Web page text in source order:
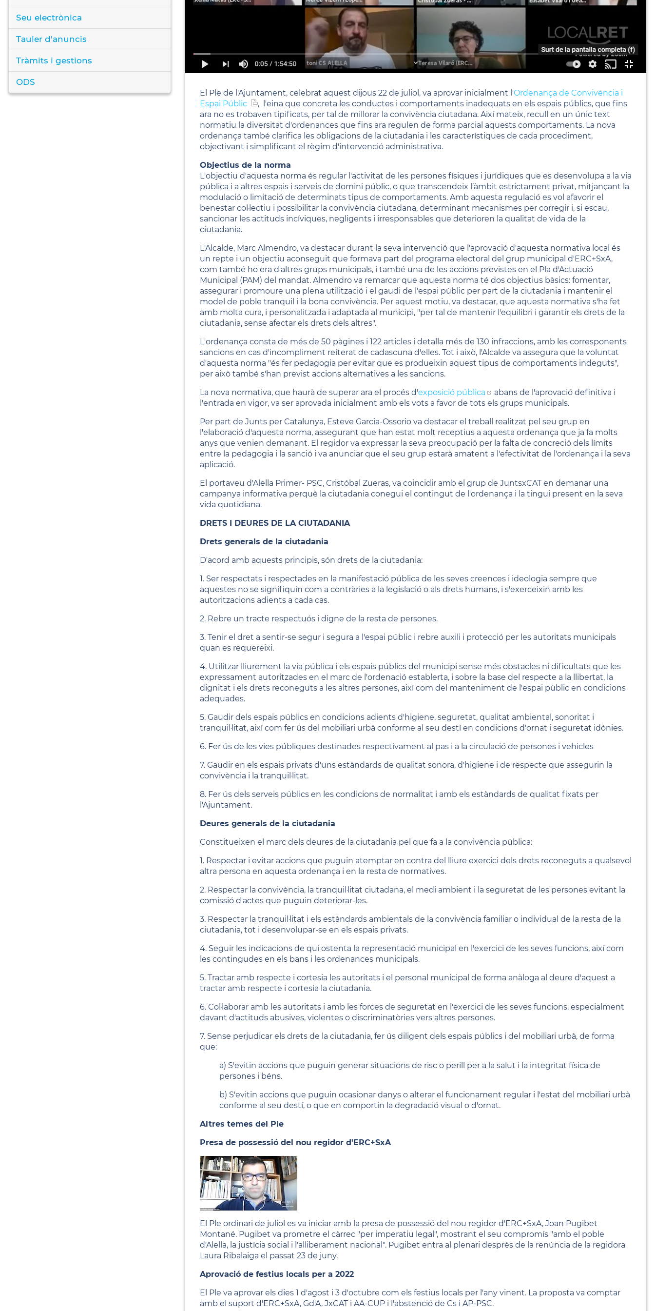
Seu electrònica
Tauler d'anuncis
Tràmits i gestions
ODS
El Ple de l'Ajuntament, celebrat aquest dijous 22 de juliol, va aprovar inicialment l'Ordenança de Convivència i
Espai Públic
, l'eina que concreta les conductes i comportaments inadequats en els espais públics, que fins
ara no es trobaven tipificats, per tal de millorar la convivència ciutadana. Així mateix, recull en un únic text
normatiu la diversitat d'ordenances que fins ara regulen de forma parcial aquests comportaments. La nova
ordenança també clarifica les obligacions de la ciutadania i les característiques de cada procediment,
objectivant i simplificant el règim d'intervenció administrativa.
Objectius de la norma
L'objectiu d'aquesta norma és regular l'activitat de les persones físiques i jurídiques que es desenvolupa a la via
pública i a altres espais i serveis de domini públic, o que transcendeix l’àmbit estrictament privat, mitjançant la
modulació o limitació de determinats tipus de comportaments. Amb aquesta regulació es vol afavorir el
benestar col·lectiu i possibilitar la convivència ciutadana, determinant mecanismes per corregir i, si escau,
sancionar les actituds incíviques, negligents i irresponsables que deterioren la qualitat de vida de la
ciutadania.
L'Alcalde, Marc Almendro, va destacar durant la seva intervenció que l'aprovació d'aquesta normativa local és
un repte i un objectiu aconseguit que formava part del programa electoral del grup municipal d'ERC+SxA,
com també ho era d'altres grups municipals, i també una de les accions previstes en el Pla d'Actuació
Municipal (PAM) del mandat. Almendro va remarcar que aquesta norma té dos objectius bàsics: fomentar,
assegurar i promoure una plena utilització i el gaudi de l'espai públic per part de la ciutadania i mantenir el
model de poble tranquil i la bona convivència. Per aquest motiu, va destacar, que aquesta normativa s'ha fet
amb molta cura, i personalitzada i adaptada al municipi, "per tal de mantenir l'equilibri i garantir els drets de la
ciutadania, sense afectar els drets dels altres".
L'ordenança consta de més de 50 pàgines i 122 articles i detalla més de 130 infraccions, amb les corresponents
sancions en cas d'incompliment reiterat de cadascuna d'elles. Tot i això, l'Alcalde va assegura que la voluntat
d'aquesta norma "és fer pedagogia per evitar que es produeixin aquest tipus de comportaments indeguts",
per això també s'han previst accions alternatives a les sancions.
La nova normativa, que haurà de superar ara el procés d'exposició pública
abans de l'aprovació definitiva i
l'entrada en vigor, va ser aprovada inicialment amb els vots a favor de tots els grups municipals.
Per part de Junts per Catalunya, Esteve Garcia-Ossorio va destacar el treball realitzat pel seu grup en
l'elaboració d'aquesta norma, assegurant que han estat molt receptius a aquesta ordenança que ja fa molts
anys que venien demanant. El regidor va expressar la seva preocupació per la falta de concreció dels límits
entre la pedagogia i la sanció i va anunciar que el seu grup estarà amatent a l'efectivitat de l'ordenança i la seva
aplicació.
El portaveu d'Alella Primer- PSC, Cristóbal Zueras, va coincidir amb el grup de JuntsxCAT en demanar una
campanya informativa perquè la ciutadania conegui el contingut de l'ordenança i la tingui present en la seva
vida quotidiana.
DRETS I DEURES DE LA CIUTADANIA
Drets generals de la ciutadania
D'acord amb aquests principis, són drets de la ciutadania:
1. Ser respectats i respectades en la manifestació pública de les seves creences i ideologia sempre que
aquestes no se signifiquin com a contràries a la legislació o als drets humans, i s'exerceixin amb les
autoritzacions adients a cada cas.
2. Rebre un tracte respectuós i digne de la resta de persones.
3. Tenir el dret a sentir-se segur i segura a l'espai públic i rebre auxili i protecció per les autoritats municipals
quan es requereixi.
4. Utilitzar lliurement la via pública i els espais públics del municipi sense més obstacles ni dificultats que les
expressament autoritzades en el marc de l'ordenació establerta, i sobre la base del respecte a la llibertat, la
dignitat i els drets reconeguts a les altres persones, així com del manteniment de l'espai públic en condicions
adequades.
5. Gaudir dels espais públics en condicions adients d'higiene, seguretat, qualitat ambiental, sonoritat i
tranquil·litat, així com fer ús del mobiliari urbà conforme al seu destí en condicions d'ornat i seguretat idònies.
6. Fer ús de les vies públiques destinades respectivament al pas i a la circulació de persones i vehicles
7. Gaudir en els espais privats d'uns estàndards de qualitat sonora, d'higiene i de respecte que assegurin la
convivència i la tranquil·litat.
8. Fer ús dels serveis públics en les condicions de normalitat i amb els estàndards de qualitat fixats per
l'Ajuntament.
Deures generals de la ciutadania
Constitueixen el marc dels deures de la ciutadania pel que fa a la convivència pública:
1. Respectar i evitar accions que puguin atemptar en contra del lliure exercici dels drets reconeguts a qualsevol
altra persona en aquesta ordenança i en la resta de normatives.
2. Respectar la convivència, la tranquil·litat ciutadana, el medi ambient i la seguretat de les persones evitant la
comissió d'actes que puguin deteriorar-les.
3. Respectar la tranquil·litat i els estàndards ambientals de la convivència familiar o individual de la resta de la
ciutadania, tot i desenvolupar-se en els espais privats.
4. Seguir les indicacions de qui ostenta la representació municipal en l'exercici de les seves funcions, així com
les contingudes en els bans i les ordenances municipals.
5. Tractar amb respecte i cortesia les autoritats i el personal municipal de forma anàloga al deure d'aquest a
tractar amb respecte i cortesia la ciutadania.
6. Col·laborar amb les autoritats i amb les forces de seguretat en l'exercici de les seves funcions, especialment
davant d'actituds abusives, violentes o discriminatòries vers altres persones.
7. Sense perjudicar els drets de la ciutadania, fer ús diligent dels espais públics i del mobiliari urbà, de forma
que:
a) S'evitin accions que puguin generar situacions de risc o perill per a la salut i la integritat física de
persones i béns.
b) S'evitin accions que puguin ocasionar danys o alterar el funcionament regular i l'estat del mobiliari urbà
conforme al seu destí, o que en comportin la degradació visual o d'ornat.
Altres temes del Ple
Presa de possessió del nou regidor d'ERC+SxA
El Ple ordinari de juliol es va iniciar amb la presa de possessió del nou regidor d'ERC+SxA, Joan Pugibet
Montané. Pugibet va prometre el càrrec "per imperatiu legal", mostrant el seu compromís "amb el poble
d'Alella, la justícia social i l'alliberament nacional". Pugibet entra al plenari després de la renúncia de la regidora
Laura Ribalaiga el passat 23 de juny.
Aprovació de festius locals per a 2022
El Ple va aprovar els dies 1 d'agost i 3 d'octubre com els festius locals per l'any vinent. La proposta va comptar
amb el suport d'ERC+SxA, Gd'A, JxCAT i AA-CUP i l'abstenció de Cs i AP-PSC.